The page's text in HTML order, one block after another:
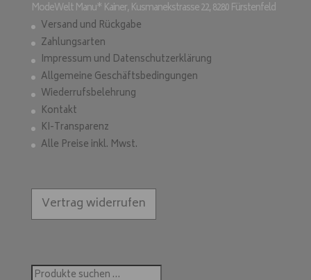
ModeWelt Manu* Kainer, Kusmanekstrasse 22, 8280 Fürstenfeld
Versand und Rückgabe
Zahlungsarten
Impressum und Datenschutzerklärung
Allgemeine Geschäftsbedingungen
Wiederrufsbelehrung
Kontakt
KI-Transparenz
Alle Preise inkl. Mwst.
Vertrag widerrufen
Suchen